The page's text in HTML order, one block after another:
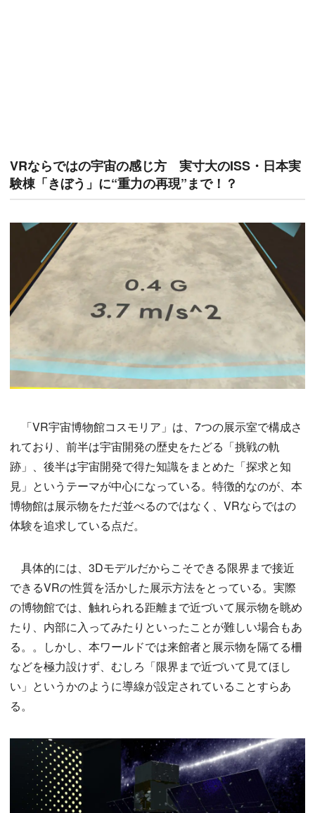
VRならではの宇宙の感じ方 実寸大のISS・日本実
験棟「きぼう」に“重力の再現”まで！？
「VR宇宙博物館コスモリア」は、7つの展示室で構成さ
れており、前半は宇宙開発の歴史をたどる「挑戦の軌
跡」、後半は宇宙開発で得た知識をまとめた「探求と知
見」というテーマが中心になっている。特徴的なのが、本
博物館は展示物をただ並べるのではなく、VRならではの
体験を追求している点だ。
具体的には、3Dモデルだからこそできる限界まで接近
できるVRの性質を活かした展示方法をとっている。実際
の博物館では、触れられる距離まで近づいて展示物を眺め
たり、内部に入ってみたりといったことが難しい場合もあ
る。。しかし、本ワールドでは来館者と展示物を隔てる柵
などを極力設けず、むしろ「限界まで近づいて見てほし
い」というかのように導線が設定されていることすらあ
る。